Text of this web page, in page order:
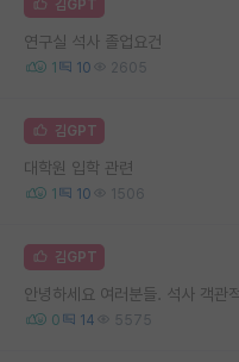
김GPT
연구실 석사 졸업요건
1 10 2605
김GPT
대학원 입학 관련
1 10 1506
김GPT
안녕하세요 여러분들. 석사 객관
0 14 5575